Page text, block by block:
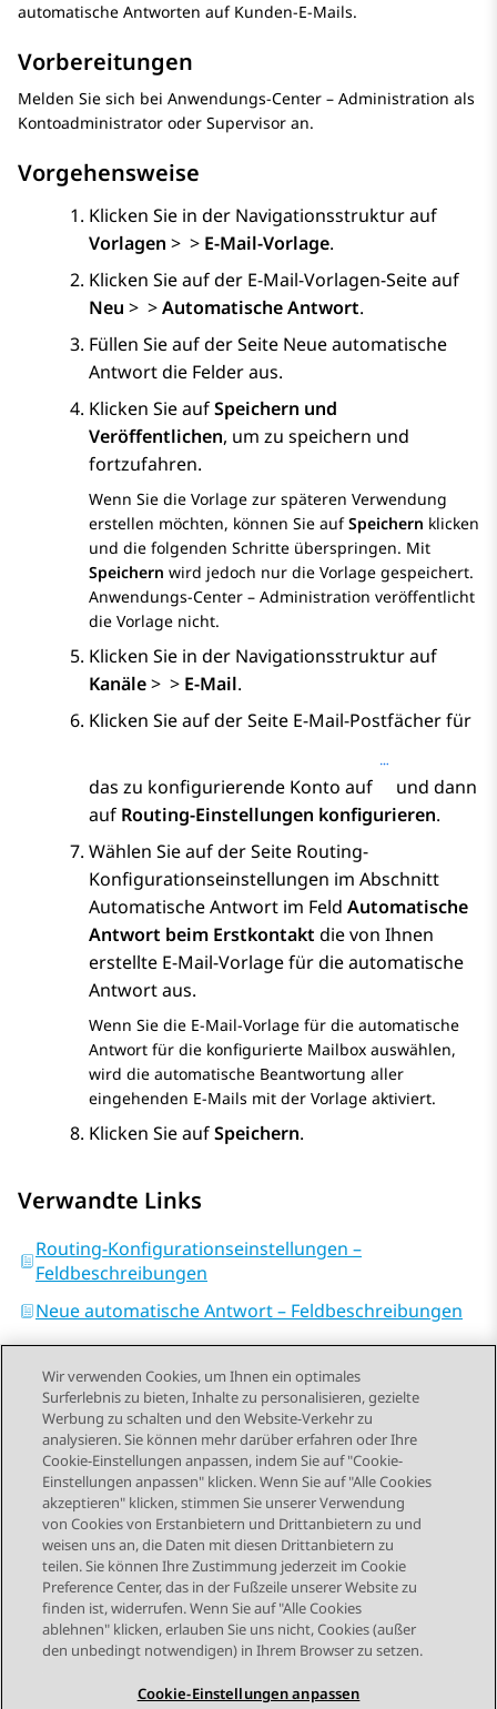
automatische Antworten auf Kunden-E-Mails.
Vorbereitungen
Melden Sie sich bei Anwendungs-Center – Administration als
Kontoadministrator oder Supervisor an.
Vorgehensweise
Klicken Sie in der Navigationsstruktur auf
Vorlagen > > E-Mail-Vorlage.
Klicken Sie auf der E-Mail-Vorlagen-Seite auf
Neu > >Automatische Antwort.
Füllen Sie auf der Seite Neue automatische
Antwortdie Felder aus.
Klicken Sie aufSpeichern und
Veröffentlichen, um zu speichern und
fortzufahren.
Wenn Sie die Vorlage zur späteren Verwendung
erstellen möchten, können Sie aufSpeichern klicken
und die folgenden Schritte überspringen. Mit
Speichern wird jedoch nur die Vorlage gespeichert.
Anwendungs-Center – Administration veröffentlicht
die Vorlage nicht.
Klicken Sie in der Navigationsstruktur auf
Kanäle> > E-Mail.
Klicken Sie auf der Seite E-Mail-Postfächerfür
das zu konfigurierende Konto auf
und dann
auf Routing-Einstellungen konfigurieren.
Wählen Sie auf der Seite Routing-
Konfigurationseinstellungen im Abschnitt
Automatische Antwort im Feld Automatische
Antwort beim Erstkontakt die von Ihnen
erstellte E-Mail-Vorlage für die automatische
Antwort aus.
Wenn Sie die E-Mail-Vorlage für die automatische
Antwort für die konfigurierte Mailbox auswählen,
wird die automatische Beantwortung aller
eingehenden E-Mails mit der Vorlage aktiviert.
Klicken Sie aufSpeichern.
Verwandte Links
Routing-Konfigurationseinstellungen –
Feldbeschreibungen
Neue automatische Antwort – Feldbeschreibungen
Send Feedback
Themennavigation
Vorheriges Thema Nächstes Thema
STAY CONNECTED
Wir verwenden Cookies, um Ihnen ein optimales
Surferlebnis zu bieten, Inhalte zu personalisieren, gezielte
Werbung zu schalten und den Website-Verkehr zu
analysieren. Sie können mehr darüber erfahren oder Ihre
Cookie-Einstellungen anpassen, indem Sie auf "Cookie-
Einstellungen anpassen" klicken. Wenn Sie auf "Alle Cookies
akzeptieren" klicken, stimmen Sie unserer Verwendung
von Cookies von Erstanbietern und Drittanbietern zu und
weisen uns an, die Daten mit diesen Drittanbietern zu
teilen. Sie können Ihre Zustimmung jederzeit im Cookie
Preference Center, das in der Fußzeile unserer Website zu
finden ist, widerrufen. Wenn Sie auf "Alle Cookies
ablehnen" klicken, erlauben Sie uns nicht, Cookies (außer
den unbedingt notwendigen) in Ihrem Browser zu setzen.
Cookie-Einstellungen anpassen